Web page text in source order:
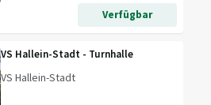
Verfügbar
VS Hallein-Stadt - Turnhalle
VS Hallein-Stadt